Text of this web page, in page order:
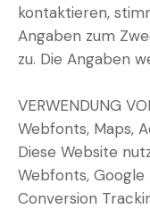
kontaktieren,
Angaben zum
zu. Die Angaben
VERWENDUNG
Webfonts, Maps,
Diese Website
Webfonts, Google
Conversion